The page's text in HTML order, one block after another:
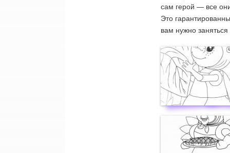
сам герой — все
Это
вам нужно